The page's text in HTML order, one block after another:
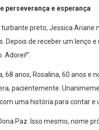
perseverança e esperança
turbante preto, Jessica Ariane
Depois de receber um lenço
Adorei!”.
68 anos, Rosalina, 60 anos e
pacientemente.
uma história para contar e
Paz. Isso mesmo, nome